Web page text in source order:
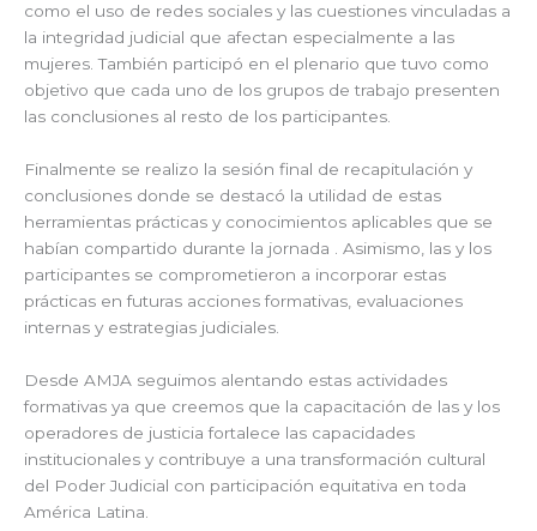
como el uso de redes sociales y las cuestiones vinculadas a
la integridad judicial que afectan especialmente a las
mujeres. También participó en el plenario que tuvo como
objetivo que cada uno de los grupos de trabajo presenten
las conclusiones al resto de los participantes.
Finalmente se realizo la sesión final de recapitulación y
conclusiones donde se destacó la utilidad de estas
herramientas prácticas y conocimientos aplicables que se
habían compartido durante la jornada . Asimismo, las y los
participantes se comprometieron a incorporar estas
prácticas en futuras acciones formativas, evaluaciones
internas y estrategias judiciales.
Desde AMJA seguimos alentando estas actividades
formativas ya que creemos que la capacitación de las y los
operadores de justicia fortalece las capacidades
institucionales y contribuye a una transformación cultural
del Poder Judicial con participación equitativa en toda
América Latina.